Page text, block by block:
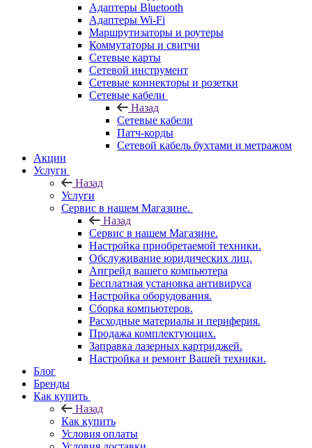
Адаптеры Bluetooth
Адаптеры Wi-Fi
Маршрутизаторы и роутеры
Коммутаторы и свитчи
Сетевые карты
Сетевой инструмент
Сетевые коннекторы и розетки
Сетевые кабели
Назад
Сетевые кабели
Патч-корды
Сетевой кабель бухтами и метражом
Акции
Услуги
Назад
Услуги
Сервис в нашем Магазине.
Назад
Сервис в нашем Магазине.
Настройка приобретаемой техники.
Обслуживание юридических лиц.
Апгрейд вашего компьютера
Бесплатная установка антивируса
Настройка оборудования.
Сборка компьютеров.
Расходные материалы и периферия.
Продажа комплектующих.
Заправка лазерных картриджей.
Настройка и ремонт Вашей техники.
Блог
Бренды
Как купить
Назад
Как купить
Условия оплаты